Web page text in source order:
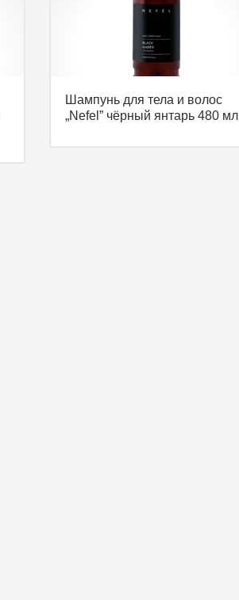
Шампунь для тела и волос
„Nefel” чёрный янтарь 480 мл